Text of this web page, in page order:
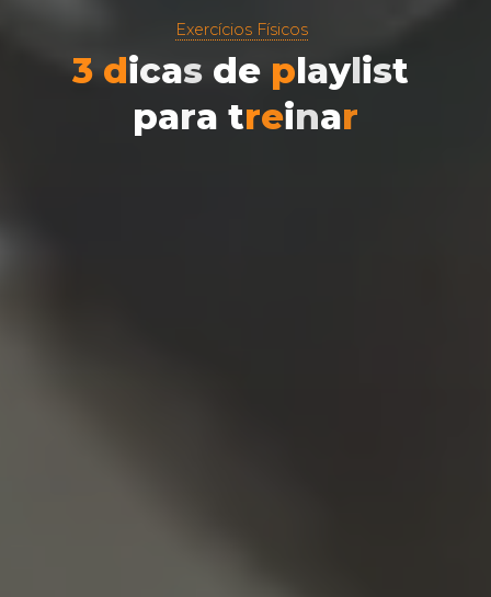
Exercícios Físicos
3 dicas de playlist
para treinar